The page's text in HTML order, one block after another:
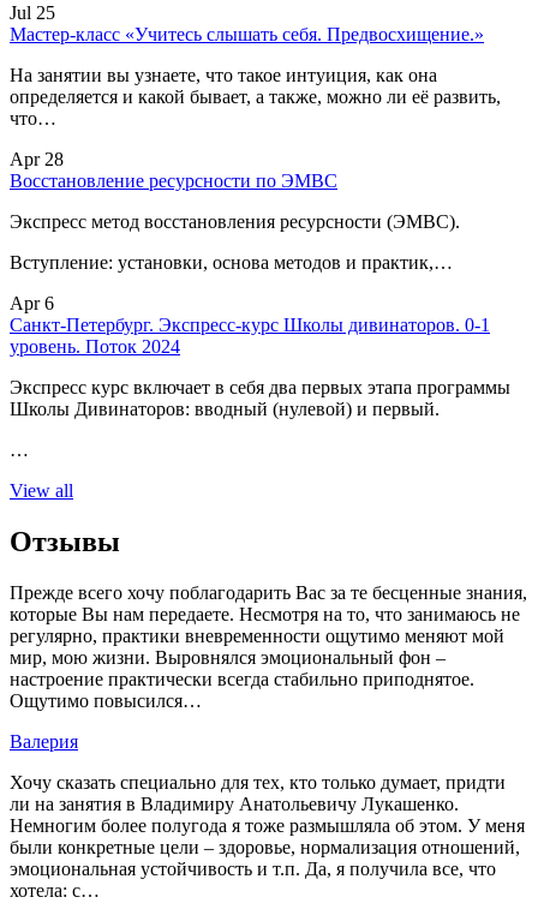
Jul 25
Мастер-класс «Учитесь слышать себя. Предвосхищение.»
На занятии вы узнаете, что такое интуиция, как она
определяется и какой бывает, а также, можно ли её развить,
что…
Apr 28
Восстановление ресурсности по ЭМВС
Экспресс метод восстановления ресурсности (ЭМВС).
Вступление: установки, основа методов и практик,…
Apr 6
Санкт-Петербург. Экспресс-курс Школы дивинаторов. 0-1
уровень. Поток 2024
Экспресс курс включает в себя два первых этапа программы
Школы Дивинаторов: вводный (нулевой) и первый.
…
View all
Отзывы
Прежде всего хочу поблагодарить Вас за те бесценные знания,
которые Вы нам передаете. Несмотря на то, что занимаюсь не
регулярно, практики вневременности ощутимо меняют мой
мир, мою жизни. Выровнялся эмоциональный фон –
настроение практически всегда стабильно приподнятое.
Ощутимо повысился…
Валерия
Хочу сказать специально для тех, кто только думает, придти
ли на занятия в Владимиру Анатольевичу Лукашенко.
Немногим более полугода я тоже размышляла об этом. У меня
были конкретные цели – здоровье, нормализация отношений,
эмоциональная устойчивость и т.п. Да, я получила все, что
хотела: с…